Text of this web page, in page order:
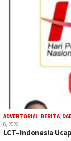
ADVERTORIAL, BERITA,
6, 2026
LCT–Indonesia